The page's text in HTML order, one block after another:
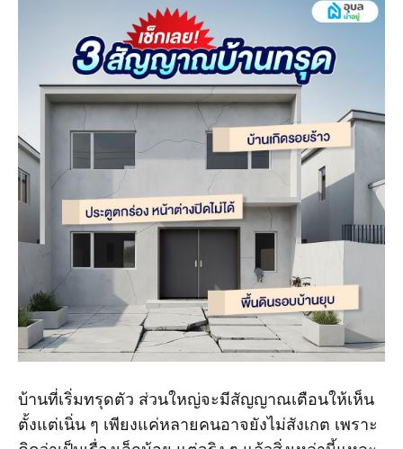
บ้านที่เริ่มทรุดตัว ส่วนใหญ่จะมีสัญญาณเตือนให้เห็น
ตั้งแต่เนิ่น ๆ เพียงแค่หลายคนอาจยังไม่สังเกต เพราะ